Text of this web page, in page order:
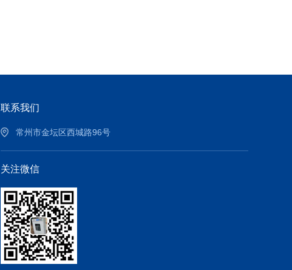
联系我们
常州市金坛区西城路96号
关注微信